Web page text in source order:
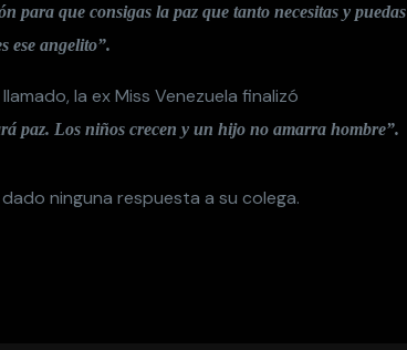
para que consigas la paz que tanto necesitas y puedas
ese angelito”.
la ex Miss Venezuela finalizó
paz. Los niños crecen y un hijo no amarra hombre”.
ninguna respuesta a su colega.